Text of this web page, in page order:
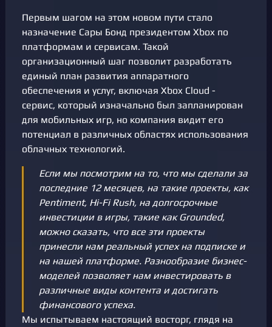
Первым шагом на этом новом пути стало
назначение Сары Бонд президентом Xbox по
платформам и сервисам. Такой
организационный шаг позволит разработать
единый план развития аппаратного
обеспечения и услуг, включая Xbox Cloud -
сервис, который изначально был запланирован
для мобильных игр, но компания видит его
потенциал в различных областях использования
облачных технологий.
Если мы посмотрим на то, что мы сделали за
последние 12 месяцев, на такие проекты, как
Pentiment, Hi-Fi Rush, на долгосрочные
инвестиции в игры, такие как Grounded,
можно сказать, что все эти проекты
принесли нам реальный успех на подписке и
на нашей платформе. Разнообразие бизнес-
моделей позволяет нам инвестировать в
различные виды контента и достигать
финансового успеха.
Мы испытываем настоящий восторг, глядя на